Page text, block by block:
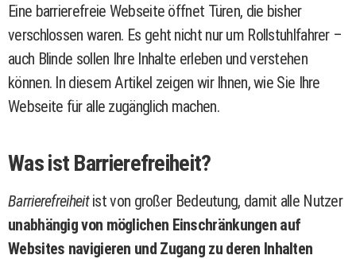
Eine barrierefreie Webseite öffnet Türen, die bisher
verschlossen waren. Es geht nicht nur um Rollstuhlfahrer –
auch Blinde sollen Ihre Inhalte erleben und verstehen
können. In diesem Artikel zeigen wir Ihnen, wie Sie Ihre
Webseite für alle zugänglich machen.
Was ist Barrierefreiheit?
Barrierefreiheitist von großer Bedeutung, damit alle Nutzer
unabhängig von möglichen Einschränkungen auf
Websites navigieren und Zugang zu deren Inhalten